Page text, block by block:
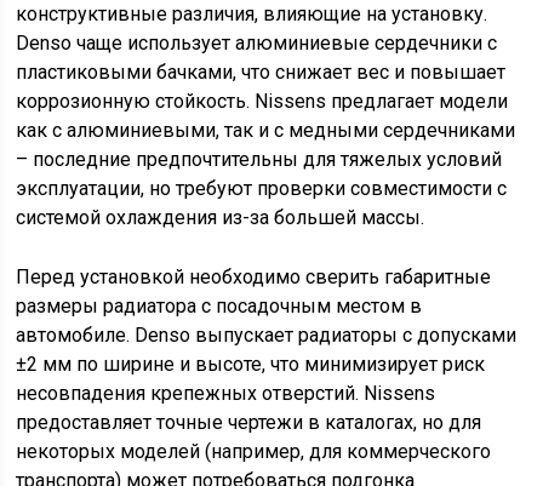
конструктивные различия, влияющие на установку.
Denso чаще использует алюминиевые сердечники с
пластиковыми бачками, что снижает вес и повышает
коррозионную стойкость. Nissens предлагает модели
как с алюминиевыми, так и с медными сердечниками
– последние предпочтительны для тяжелых условий
эксплуатации, но требуют проверки совместимости с
системой охлаждения из-за большей массы.
Перед установкой необходимо сверить габаритные
размеры радиатора с посадочным местом в
автомобиле. Denso выпускает радиаторы с допусками
±2 мм по ширине и высоте, что минимизирует риск
несовпадения крепежных отверстий. Nissens
предоставляет точные чертежи в каталогах, но для
некоторых моделей (например, для коммерческого
транспорта) может потребоваться подгонка